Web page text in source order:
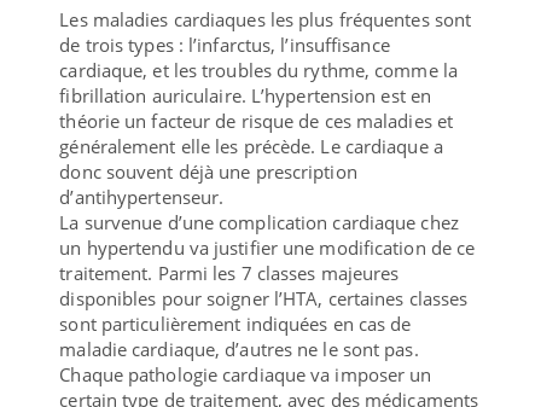
Les maladies cardiaques les plus fréquentes sont
de trois types : l’infarctus, l’insuffisance
cardiaque, et les troubles du rythme, comme la
fibrillation auriculaire. L’hypertension est en
théorie un facteur de risque de ces maladies et
généralement elle les précède. Le cardiaque a
donc souvent déjà une prescription
d’antihypertenseur.
La survenue d’une complication cardiaque chez
un hypertendu va justifier une modification de ce
traitement. Parmi les 7 classes majeures
disponibles pour soigner l’HTA, certaines classes
sont particulièrement indiquées en cas de
maladie cardiaque, d’autres ne le sont pas.
Chaque pathologie cardiaque va imposer un
certain type de traitement, avec des médicaments